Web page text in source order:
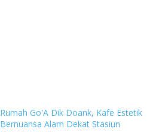
Rumah Go'A Dik Doank, Kafe Estetik
Bernuansa Alam Dekat Stasiun